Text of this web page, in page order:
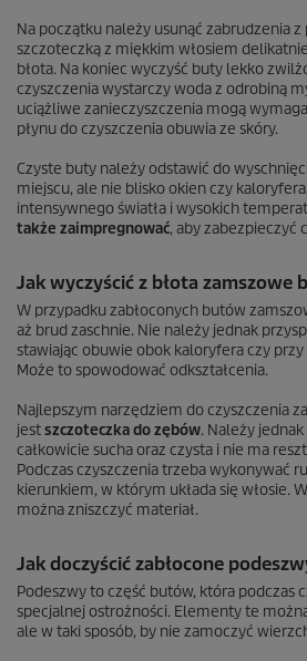
Na początku należy usunąć zabrudzenia
szczoteczką z miękkim włosiem
błota. Na koniec wyczyść buty lekko
czyszczenia wystarczy woda z odrobiną
uciążliwe zanieczyszczenia mogą
płynu do czyszczenia obuwia ze skóry.
Czyste buty należy odstawić do
miejscu, ale nie blisko okien czy
intensywnego światła i wysokich
także zaimpregnować, aby zabezpieczyć
Jak wyczyścić z błota zamszowe
W przypadku zabłoconych butów
aż brud zaschnie. Nie należy jednak
stawiając obuwie obok kaloryfera czy
Może to spowodować odkształcenia.
Najlepszym narzędziem do czyszczenia
jestszczoteczka do zębów. Należy
całkowicie sucha oraz czysta i nie ma
Podczas czyszczenia trzeba wykonywać
kierunkiem, w którym układa się włosie.
można zniszczyć materiał.
Jak doczyścić zabłocone
Podeszwy to część butów, która podczas
specjalnej ostrożności. Elementy te
ale w taki sposób, by nie zamoczyć